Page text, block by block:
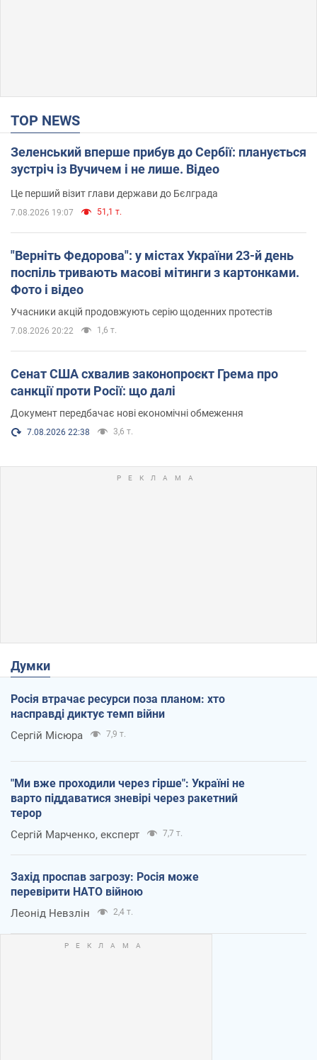
TOP NEWS
Зеленський вперше прибув до Сербії: планується
зустріч із Вучичем і не лише. Відео
Це перший візит глави держави до Бєлграда
7.08.2026 19:07 51,1 т.
"Верніть Федорова": у містах України 23-й день
поспіль тривають масові мітинги з картонками.
Фото і відео
Учасники акцій продовжують серію щоденних протестів
7.08.2026 20:22 1,6 т.
Сенат США схвалив законопроєкт Грема про
санкції проти Росії: що далі
Документ передбачає нові економічні обмеження
7.08.2026 22:38 3,6 т.
Думки
Росія втрачає ресурси поза планом: хто
насправді диктує темп війни
Сергій Місюра 7,9 т.
"Ми вже проходили через гірше": Україні не
варто піддаватися зневірі через ракетний
терор
Сергій Марченко, експерт 7,7 т.
Захід проспав загрозу: Росія може
перевірити НАТО війною
Леонід Невзлін 2,4 т.